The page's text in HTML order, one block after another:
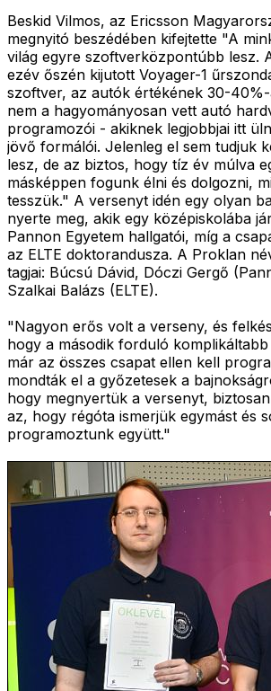
Beskid Vilmos, az Ericsson
megnyitó beszédében kifejtette "A
világ egyre szoftverközpontúbb lesz.
ezév őszén kijutott Voyager-1
szoftver, az autók értékének 30-
nem a hagyományosan vett autó
programozói - akiknek legjobbjai itt
jövő formálói. Jelenleg el sem tudjuk
lesz, de az biztos, hogy tíz év múlva
másképpen fogunk élni és dolgozni,
tesszük." A versenyt idén egy olyan
nyerte meg, akik egy középiskolába
Pannon Egyetem hallgatói, míg a
az ELTE doktorandusza. A Proklan
tagjai: Búcsú Dávid, Dóczi Gergő
Szalkai Balázs (ELTE).
"Nagyon erős volt a verseny, és
hogy a második forduló
már az összes csapat ellen kell
mondták el a győzetesek a
hogy megnyertük a versenyt,
az, hogy régóta ismerjük egymást és
programoztunk együtt."